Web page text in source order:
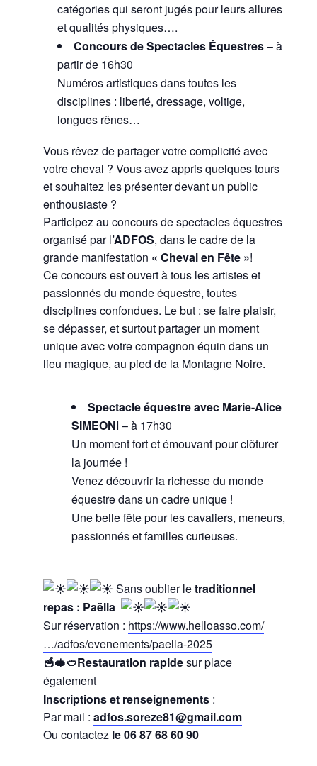
catégories qui seront jugés pour leurs allures
et qualités physiques….
Concours de Spectacles Équestres– à
partir de 16h30
Numéros artistiques dans toutes les
disciplines : liberté, dressage, voltige,
longues rênes…
Vous rêvez de partager votre complicité avec
votre cheval ? Vous avez appris quelques tours
et souhaitez les présenter devant un public
enthousiaste ?
Participez au concours de spectacles équestres
organisé par l’ADFOS, dans le cadre de la
grande manifestation « Cheval en Fête »!
Ce concours est ouvert à tous les artistes et
passionnés du monde équestre, toutes
disciplines confondues. Le but : se faire plaisir,
se dépasser, et surtout partager un moment
unique avec votre compagnon équin dans un
lieu magique, au pied de la Montagne Noire.
Spectacle équestre avec Marie-Alice
SIMEONI – à 17h30
Un moment fort et émouvant pour clôturer
la journée !
Venez découvrir la richesse du monde
équestre dans un cadre unique !
Une belle fête pour les cavaliers, meneurs,
passionnés et familles curieuses.
Sans oublier letraditionnel
repas : Paëlla
Sur réservation : https://www.helloasso.com/
…/adfos/evenements/paella-2025
🥣🥪🥙Restauration rapidesur place
également
Inscriptions et renseignements:
Par mail : adfos.soreze81@gmail.com
Ou contactez le06 87 68 60 90